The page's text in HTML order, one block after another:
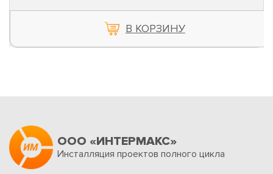
В КОРЗИНУ
ООО «ИНТЕРМАКС»
Инсталляция проектов полного цикла